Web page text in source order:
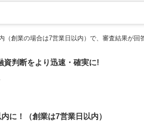
創業の場合は7営業日以内）で、審査結果が
資判断をより迅速・確実に!
に！（創業は7営業日以内）